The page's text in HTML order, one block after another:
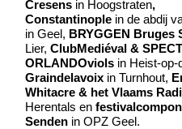
Cresensin Hoogstraten,
Constantinoplein de abdij
in Geel, BRYGGEN Bruges
Lier, ClubMediéval &
ORLANDOviolsin Heist-op-
Graindelavoixin Turnhout,
Whitacre & het Vlaams
Herentals en
Senden in OPZ Geel.